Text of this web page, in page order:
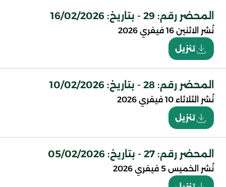
المحضر رقم: 29 - بتاريخ: 16/02/2026
نُشر الاثنين 16 فيفري 2026
تنزيل
المحضر رقم: 28 - بتاريخ: 10/02/2026
نُشر
الثلاثاء 10 فيفري 2026
تنزيل
المحضر رقم: 27 - بتاريخ: 05/02/2026
نُشر
الخميس 5 فيفري 2026